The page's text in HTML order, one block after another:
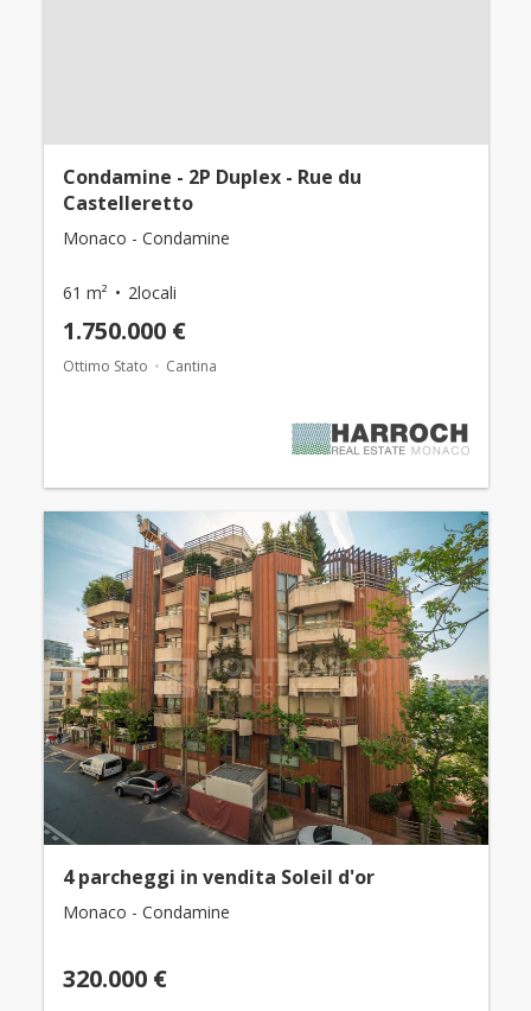
Condamine - 2P Duplex - Rue du
Castelleretto
Monaco - Condamine
61 m² 2locali
1.750.000 €
Ottimo Stato Cantina
4 parcheggi in vendita Soleil d'or
Monaco - Condamine
320.000 €